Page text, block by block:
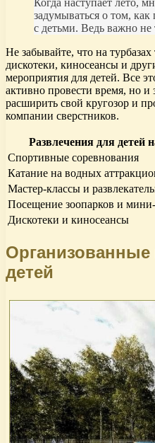
Когда наступает лето,
задумываться о том,
с детьми. Ведь важно не
Не забывайте, что на
дискотеки, киносеансы и
мероприятия для детей. Все
активно провести время, но и
расширить свой кругозор и
компании сверстников.
Развлечения для детей
Спортивные соревнования
Катание на водных
Мастер-классы и
Посещение зоопарков и
Дискотеки и киносеансы
детей